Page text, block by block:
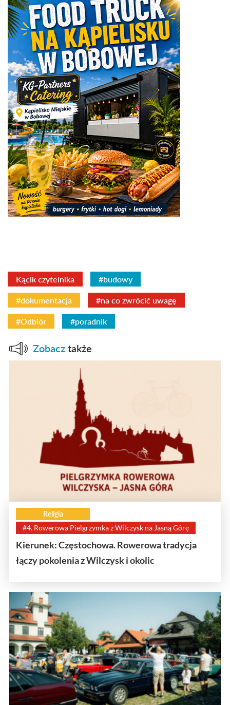
Kącik czytelnika #budowy
#dokumentacja #na co zwrócić uwagę
#Odbiór #poradnik
Zobacz także
Religia
#4. Rowerowa Pielgrzymka z Wilczysk na Jasną Górę
Kierunek: Częstochowa. Rowerowa tradycja
łączy pokolenia z Wilczysk i okolic